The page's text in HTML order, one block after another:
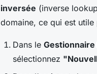
inversée (inverse
domaine, ce qui est
Dans le Gestionnaire
sélectionnez